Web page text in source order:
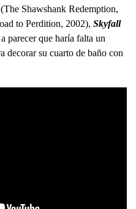
(The Shawshank Redemption,
to Perdition, 2002), Skyfall
parecer que haría falta un
decorar su cuarto de baño con